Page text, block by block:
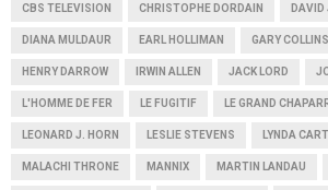
CBS TELEVISION CHRISTOPHE DORDAIN DAVID
DIANA MULDAUR EARL HOLLIMAN GARY COLLINS
HENRY DARROW IRWIN ALLEN JACK LORD
L'HOMME DE FER LE FUGITIF LE GRAND
LEONARD J. HORN LESLIE STEVENS LYNDA
MALACHI THRONE MANNIX MARTIN LANDAU